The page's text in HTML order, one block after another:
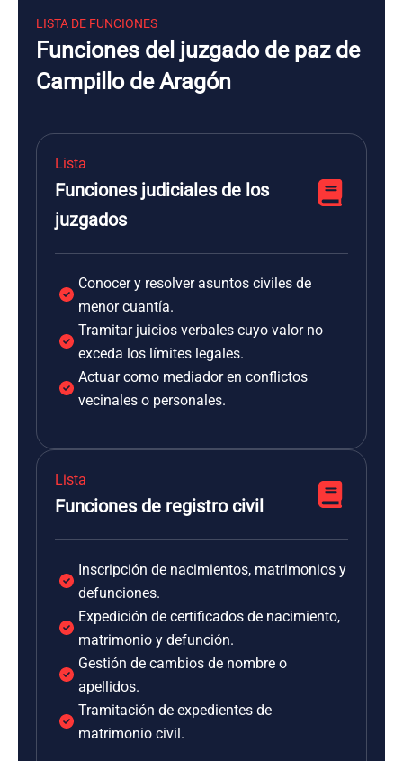
LISTA DE FUNCIONES
Funciones del juzgado de paz de
Campillo de Aragón
Lista
Funciones judiciales de los
juzgados
Conocer y resolver asuntos civiles de
menor cuantía.
Tramitar juicios verbales cuyo valor no
exceda los límites legales.
Actuar como mediador en conflictos
vecinales o personales.
Lista
Funciones de registro civil
Inscripción de nacimientos, matrimonios y
defunciones.
Expedición de certificados de nacimiento,
matrimonio y defunción.
Gestión de cambios de nombre o
apellidos.
Tramitación de expedientes de
matrimonio civil.